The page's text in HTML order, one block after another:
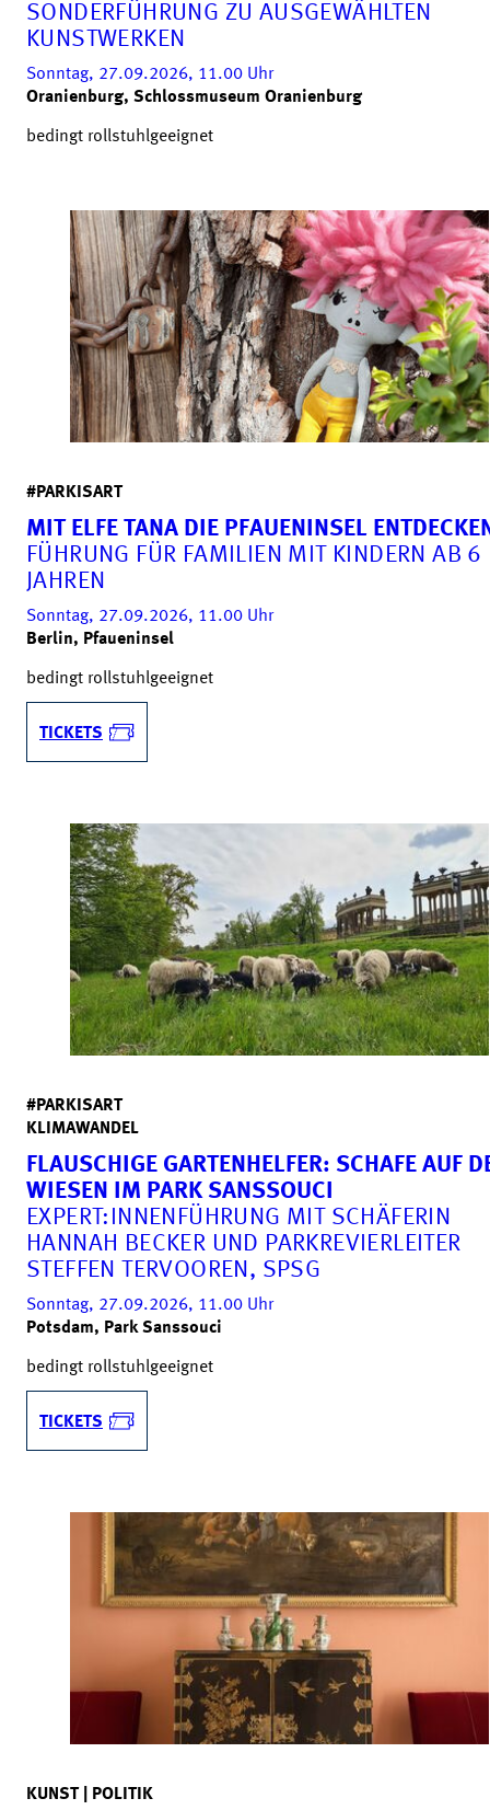
SONDERFÜHRUNG ZU AUSGEWÄHLTEN
KUNSTWERKEN
Sonntag, 27.09.2026, 11.00 Uhr
Oranienburg, Schlossmuseum Oranienburg
bedingt rollstuhlgeeignet
#PARKISART
MIT ELFE TANA DIE PFAUENINSEL
FÜHRUNG FÜR FAMILIEN MIT KINDERN AB 6
JAHREN
Sonntag, 27.09.2026, 11.00 Uhr
Berlin, Pfaueninsel
bedingt rollstuhlgeeignet
TICKETS
#PARKISART
KLIMAWANDEL
FLAUSCHIGE GARTEN­HELFER: SCHAFE AUF
WIESEN IM PARK SANSSOUCI
EXPERT:INNENFÜHRUNG MIT SCHÄFERIN
HANNAH BECKER UND PARK­REVIER­LEITER
STEFFEN TERVOOREN, SPSG
Sonntag, 27.09.2026, 11.00 Uhr
Potsdam, Park Sanssouci
bedingt rollstuhlgeeignet
TICKETS
KUNST | POLITIK